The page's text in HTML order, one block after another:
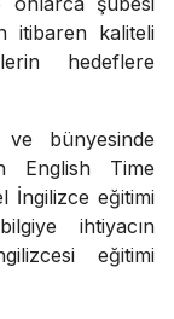
itibaren kaliteli
hedeflere
ve bünyesinde
English Time
İngilizce eğitimi
ihtiyacın
eğitimi